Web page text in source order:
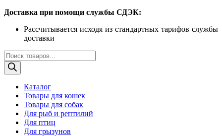
Доставка при помощи службы СДЭК:
Рассчитывается исходя из стандартных тарифов службы
доставки
Поиск
товаров
Каталог
Товары для кошек
Товары для собак
Для рыб и рептилий
Для птиц
Для грызунов